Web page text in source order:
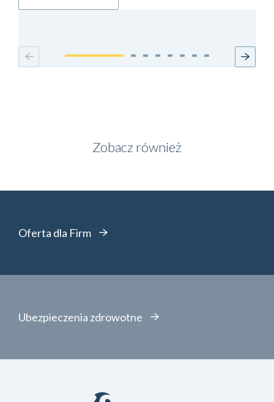
Zobacz również
Oferta dla Firm
Ubezpieczenia zdrowotne